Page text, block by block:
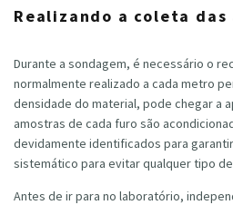
Realizando a coleta das
Durante a sondagem, é necessário o
normalmente realizado a cada metro
densidade do material, pode chegar a
amostras de cada furo são
devidamente identificados para
sistemático para evitar qualquer tipo
Antes de ir para no laboratório,